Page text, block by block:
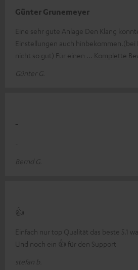
Günter Grunemeyer
Eine sehr gute Anlage Den Klang
Einstellungen auch hinbekommen.(bei
nicht so gut) Für einen
Komplette
Günter G.
-
-
Bernd G.
👍
Einfach nur top Qualität das beste 5.1
Und noch ein 👍 für den Support
stefan b.